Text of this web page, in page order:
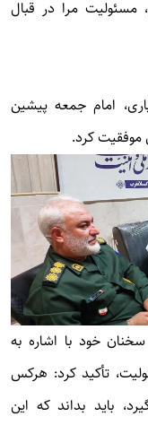
مسئولیت مرا در قبال
امام جمعه پیشین
موفقیت کرد.
خود با اشاره به
تأکید کرد: هرکس
باید بداند که این